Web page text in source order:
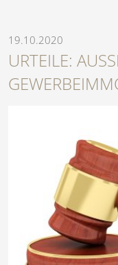
19.10.2020
URTEILE: